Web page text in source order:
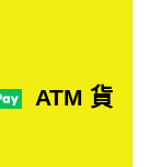
ATM 貨